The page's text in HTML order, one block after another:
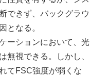
できず、バックグラウ
となる。
ーションにおいて、光
無視できる。しかし、
てFSC強度が弱くな